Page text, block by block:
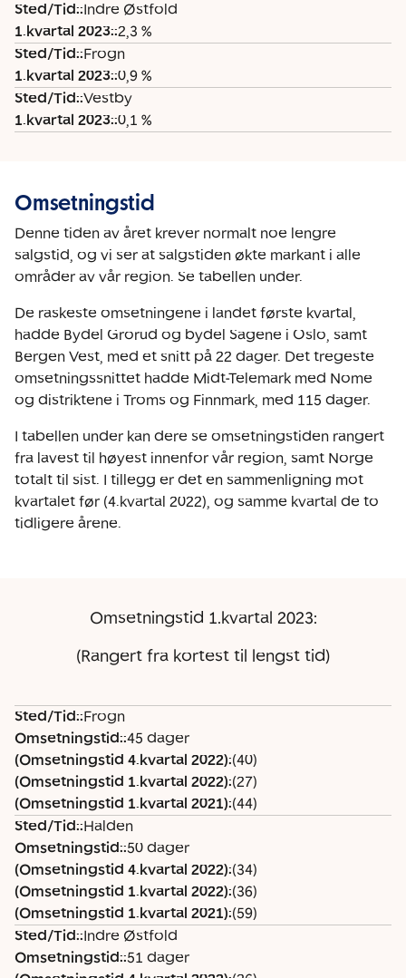
:l
2
0
2
3
:
Sted/Tid::Indre Østfold
1.kvartal 2023::2,3 %
Sted/Tid::Frogn
1.kvartal 2023::0,9 %
Sted/Tid::Vestby
1.kvartal 2023::0,1 %
Omsetningstid
Denne tiden av året krever normalt noe lengre
salgstid, og vi ser at salgstiden økte markant i alle
områder av vår region. Se tabellen under.
De raskeste omsetningene i landet første kvartal,
hadde Bydel Grorud og bydel Sagene i Oslo, samt
Bergen Vest, med et snitt på 22 dager. Det tregeste
omsetningssnittet hadde Midt-Telemark med Nome
og distriktene i Troms og Finnmark, med 115 dager.
I tabellen under kan dere se omsetningstiden rangert
fra lavest til høyest innenfor vår region, samt Norge
totalt til sist. I tillegg er det en sammenligning mot
kvartalet før (4.kvartal 2022), og samme kvartal de to
tidligere årene.
Omsetningstid 1.kvartal 2023:
(Rangert fra kortest til lengst tid)
S
t
e
d
/
T
i
d
:
O
m
s
e
t
ni
n
g
st
id
:
(
O
m
s
e
t
ni
n
g
st
id
4.
(
O
m
s
e
t
ni
n
g
st
id
1.
(
O
m
s
e
t
ni
n
g
st
id
1.
Sted/Tid::Frogn
Omsetningstid::45 dager
(Omsetningstid 4.kvartal 2022):(40)
(Omsetningstid 1.kvartal 2022):(27)
(Omsetningstid 1.kvartal 2021):(44)
Sted/Tid::Halden
Omsetningstid::50 dager
(Omsetningstid 4.kvartal 2022):(34)
(Omsetningstid 1.kvartal 2022):(36)
(Omsetningstid 1.kvartal 2021):(59)
Sted/Tid::Indre Østfold
Omsetningstid::51 dager